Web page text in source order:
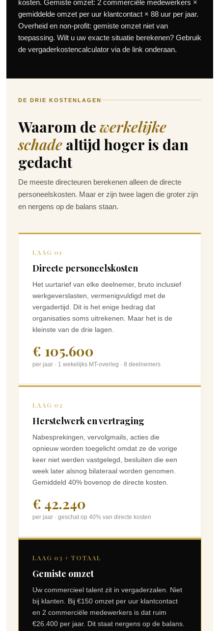
kosten. Gemiste omzet: 2 commerciële medewerkers ×
gemiddelde omzet per uur klantcontact × 88 uur per jaar.
Overheid en non-profit: gemiste omzet niet van
toepassing. Wilt u uw exacte situatie berekenen? Gebruik
de vergaderkostencalculator via de link onderaan.
DE DRIE KOSTENLAGEN
Waarom dewerkelijke
schade altijd hoger is dan
gedacht
De meeste directeuren berekenen alleen de directe
personeelskosten. Maar er zijn twee lagen die groter zijn
en nergens op de balans staan.
LAAG 01
Directe personeelskosten
Het uurtarief van elke deelnemer, bruto inclusief
werkgeverslasten, vermenigvuldigd met de
vergadertijd. Dit is het enige bedrag dat
organisaties soms uitrekenen. Maar het is de
kleinste van de drie lagen.
€ 105.600
per jaar · 1 wekelijks MT-overleg · 8 deelnemers
LAAG 02
Herstelwerk en vertraging
Nabesprekingen, vervolgmails, acties die
opnieuw worden toegelicht omdat ze de vorige
keer niet werden vastgelegd, besluiten die een
week later alsnog bilateraal worden genomen.
Gemiddeld 40% bovenop de directe kosten.
€ 42.240
per jaar · geschat op 40% van directe kosten
LAAG 03 + TOTAAL
Gemiste omzet
Uw commercieel talent zit in vergaderzalen. Niet
bij klanten. Bij €150 omzet per uur klantcontact
en 2 commerciële medewerkers is dat ruim
€26.400 per jaar. Dit staat nergens op de balans.